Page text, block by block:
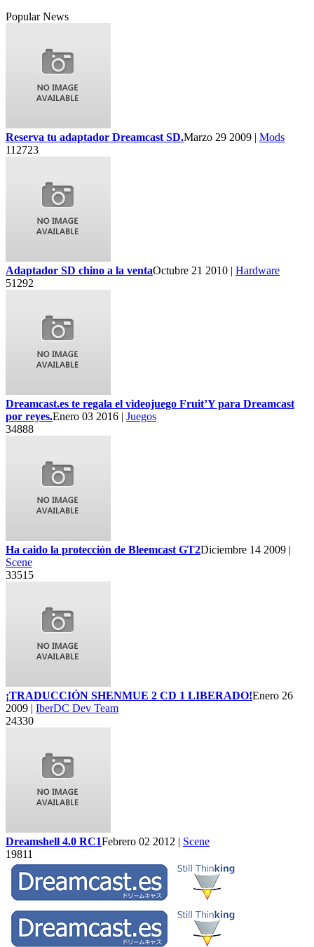
Popular News
Reserva tu adaptador Dreamcast SD.Marzo 29 2009 | Mods
112723
Adaptador SD chino a la ventaOctubre 21 2010 | Hardware
51292
Dreamcast.es te regala el videojuego Fruit’Y para Dreamcast
por reyes.Enero 03 2016 | Juegos
34888
Ha caido la protección de Bleemcast GT2Diciembre 14 2009 |
Scene
33515
¡TRADUCCIÓN SHENMUE 2 CD 1 LIBERADO!Enero 26
2009 | IberDC Dev Team
24330
Dreamshell 4.0 RC1Febrero 02 2012 | Scene
19811